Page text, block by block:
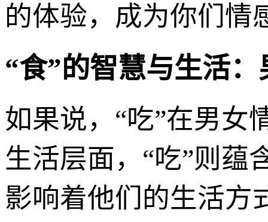
的体验，成为你们情
“食”的智慧与生活
如果说，“吃”在男女
生活层面，“吃”则蕴
影响着他们的生活方